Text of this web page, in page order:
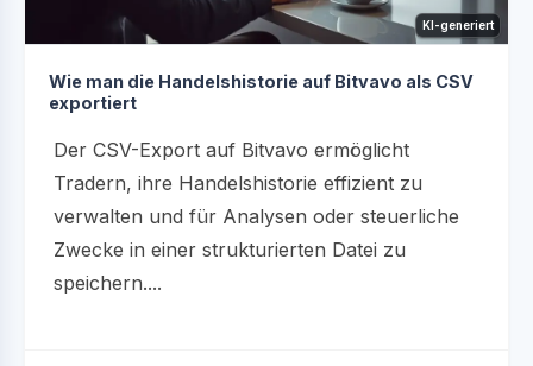
KI-generiert
Wie man die Handelshistorie auf Bitvavo als CSV
exportiert
Der CSV-Export auf Bitvavo ermöglicht
Tradern, ihre Handelshistorie effizient zu
verwalten und für Analysen oder steuerliche
Zwecke in einer strukturierten Datei zu
speichern....